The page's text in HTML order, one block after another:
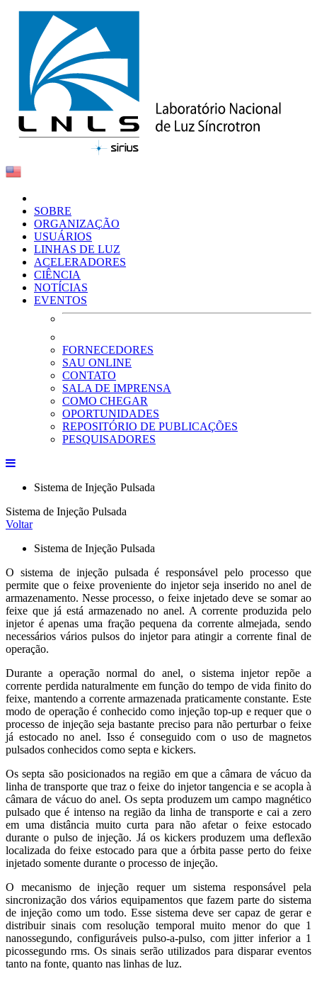
SOBRE
ORGANIZAÇÃO
USUÁRIOS
LINHAS DE LUZ
ACELERADORES
CIÊNCIA
NOTÍCIAS
EVENTOS
FORNECEDORES
SAU ONLINE
CONTATO
SALA DE IMPRENSA
COMO CHEGAR
OPORTUNIDADES
REPOSITÓRIO DE PUBLICAÇÕES
PESQUISADORES
Sistema de Injeção Pulsada
Sistema de Injeção Pulsada
Voltar
Sistema de Injeção Pulsada
O sistema de injeção pulsada é responsável pelo processo que
permite que o feixe proveniente do injetor seja inserido no anel de
armazenamento. Nesse processo, o feixe injetado deve se somar ao
feixe que já está armazenado no anel. A corrente produzida pelo
injetor é apenas uma fração pequena da corrente almejada, sendo
necessários vários pulsos do injetor para atingir a corrente final de
operação.
Durante a operação normal do anel, o sistema injetor repõe a
corrente perdida naturalmente em função do tempo de vida finito do
feixe, mantendo a corrente armazenada praticamente constante. Este
modo de operação é conhecido como injeção top-up e requer que o
processo de injeção seja bastante preciso para não perturbar o feixe
já estocado no anel. Isso é conseguido com o uso de magnetos
pulsados conhecidos como septa e kickers.
Os septa são posicionados na região em que a câmara de vácuo da
linha de transporte que traz o feixe do injetor tangencia e se acopla à
câmara de vácuo do anel. Os septa produzem um campo magnético
pulsado que é intenso na região da linha de transporte e cai a zero
em uma distância muito curta para não afetar o feixe estocado
durante o pulso de injeção. Já os kickers produzem uma deflexão
localizada do feixe estocado para que a órbita passe perto do feixe
injetado somente durante o processo de injeção.
O mecanismo de injeção requer um sistema responsável pela
sincronização dos vários equipamentos que fazem parte do sistema
de injeção como um todo. Esse sistema deve ser capaz de gerar e
distribuir sinais com resolução temporal muito menor do que 1
nanossegundo, configuráveis pulso-a-pulso, com jitter inferior a 1
picossegundo rms. Os sinais serão utilizados para disparar eventos
tanto na fonte, quanto nas linhas de luz.